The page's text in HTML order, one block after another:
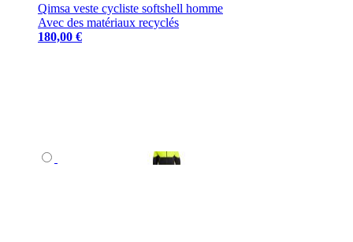
Qimsa veste cycliste softshell homme
Avec des matériaux recyclés
180,00 €